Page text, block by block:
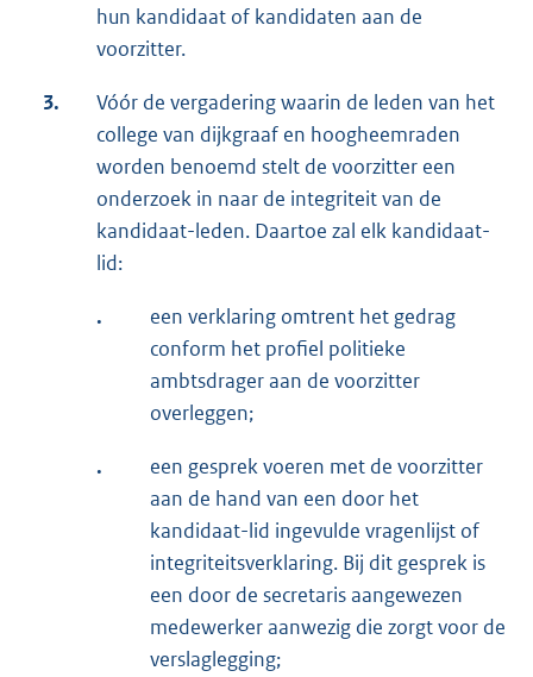
hun kandidaat of kandidaten aan de
voorzitter.
3.
Vóór de vergadering waarin de leden van het
college van dijkgraaf en hoogheemraden
worden benoemd stelt de voorzitter een
onderzoek in naar de integriteit van de
kandidaat-leden. Daartoe zal elk kandidaat-
lid:
.
een verklaring omtrent het gedrag
conform het profiel politieke
ambtsdrager aan de voorzitter
overleggen;
.
een gesprek voeren met de voorzitter
aan de hand van een door het
kandidaat-lid ingevulde vragenlijst of
integriteitsverklaring. Bij dit gesprek is
een door de secretaris aangewezen
medewerker aanwezig die zorgt voor de
verslaglegging;